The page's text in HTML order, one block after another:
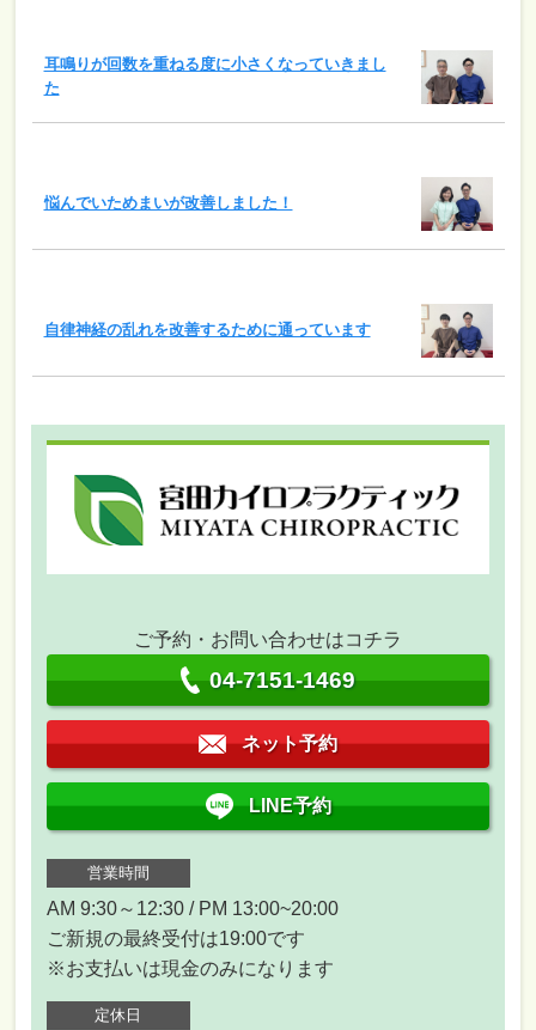
耳鳴りが回数を重ねる度に小さくなっていきまし
た
悩んでいためまいが改善しました！
自律神経の乱れを改善するために通っています
ご予約・お問い合わせはコチラ
04-7151-1469
ネット予約
LINE予約
営業時間
AM 9:30～12:30 / PM 13:00~20:00
ご新規の最終受付は19:00です
※お支払いは現金のみになります
定休日